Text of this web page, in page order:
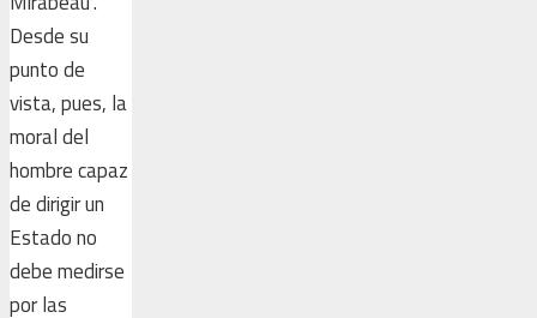
Desde su
punto de
vista, pues, la
moral del
hombre capaz
de dirigir un
Estado no
debe medirse
por las